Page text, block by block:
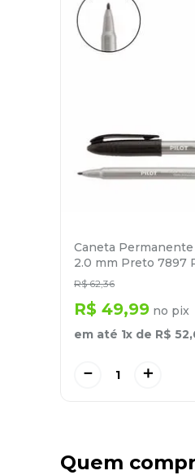
Caneta Permanente
2.0 mm Preto 7897
R$ 62,36
R$ 49,99 no pix
em até 1x de R$ 52,
＋
－
Quem